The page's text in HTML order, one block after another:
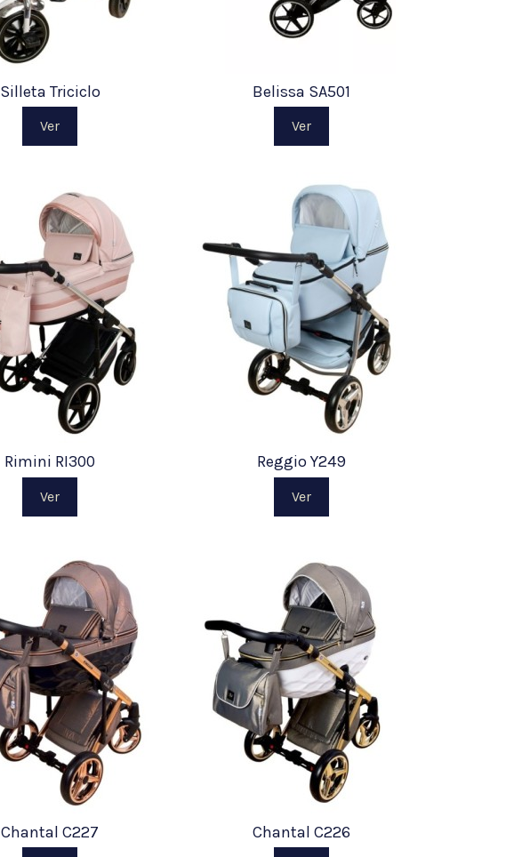
Silleta Triciclo
Ver
Belissa SA501
Ver
Rimini RI300
Ver
Reggio Y249
Ver
Chantal C227 Chantal C226